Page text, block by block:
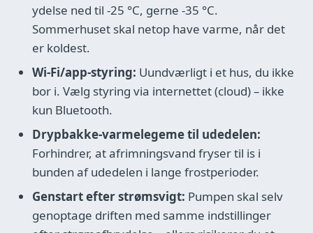
ydelse ned til -25 °C, gerne -35 °C.
Sommerhuset skal netop have varme, når det
er koldest.
Wi-Fi/app-styring: Uundværligt i et hus, du ikke
bor i. Vælg styring via internettet (cloud) – ikke
kun Bluetooth.
Drypbakke-varmelegeme til udedelen:
Forhindrer, at afrimningsvand fryser til is i
bunden af udedelen i lange frostperioder.
Genstart efter strømsvigt: Pumpen skal selv
genoptage driften med samme indstillinger